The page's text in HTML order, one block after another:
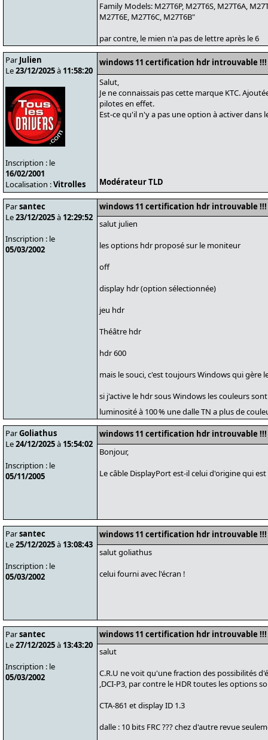
Family Models: M27T6P, M27T6S, M27T6A,
M27T6E, M27T6C, M27T6B"
par contre, le mien n'a pas de lettre après le 6
Par Julien
Le23/12/2025à 11:58:20
Inscription : le
16/02/2001
Localisation :Vitrolles
windows 11 certification hdr introuvable !!!
Salut,
Je ne connaissais pas cette marque KTC.
pilotes en effet.
Est-ce qu'il n'y a pas une option à activer dans
Modérateur TLD
Parsantec
Le23/12/2025à 12:29:52
Inscription : le
05/03/2002
windows 11 certification hdr introuvable !!!
salut julien
les options hdr proposé sur le moniteur
off
display hdr (option sélectionnée)
jeu hdr
Théâtre hdr
hdr 600
mais le souci, c'est toujours Windows qui gère
si j'active le hdr sous Windows les couleurs
luminosité à 100 % une dalle TN a plus de
ParGoliathus
Le24/12/2025à 15:54:02
Inscription : le
05/11/2005
windows 11 certification hdr introuvable !!!
Bonjour,
Le câble DisplayPort est-il celui d'origine qui est
Parsantec
Le25/12/2025à 13:08:43
Inscription : le
05/03/2002
windows 11 certification hdr introuvable !!!
salut goliathus
celui fourni avec l'écran !
Parsantec
Le27/12/2025à 13:43:20
Inscription : le
05/03/2002
windows 11 certification hdr introuvable !!!
salut
C.R.U ne voit qu'une fraction des possibilités
,DCI-P3, par contre le HDR toutes les options
CTA-861 et display ID 1.3
dalle : 10 bits FRC ??? chez d'autre revue